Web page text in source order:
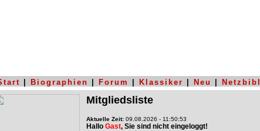
Biographien Forum Klassiker Neu
Mitgliedsliste
Aktuelle Zeit: 09.08.2026 - 11:50:53
Hallo Gast, Sie sind nicht eingeloggt!